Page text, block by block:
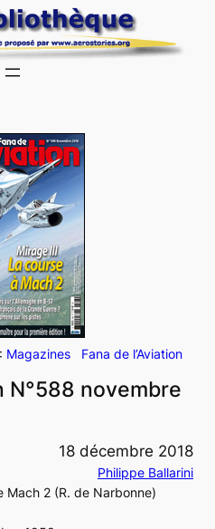
c
h
e
r
c
h
e
r
Magazines Fana de l’Aviation
N°588 novembre
18 décembre 2018
Philippe Ballarini
Mach 2 (R. de Narbonne)